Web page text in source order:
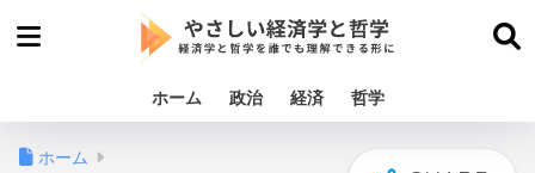
ホーム 政治 経済 哲学
ホーム